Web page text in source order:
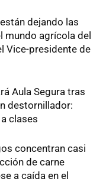
dejando las
mundo agrícola del
Vice-presidente de
Aula Segura tras
destornillador:
clases
concentran casi
de carne
a caída en el